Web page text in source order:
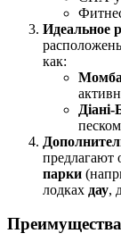
Идеальное
как:
Діані-
предлагают
парки
лодках дау,